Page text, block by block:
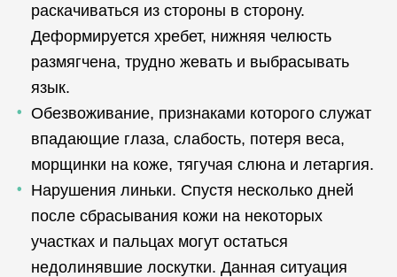
раскачиваться из стороны в сторону.
Деформируется хребет, нижняя челюсть
размягчена, трудно жевать и выбрасывать
язык.
Обезвоживание, признаками которого служат
впадающие глаза, слабость, потеря веса,
морщинки на коже, тягучая слюна и летаргия.
Нарушения линьки. Спустя несколько дней
после сбрасывания кожи на некоторых
участках и пальцах могут остаться
недолинявшие лоскутки. Данная ситуация